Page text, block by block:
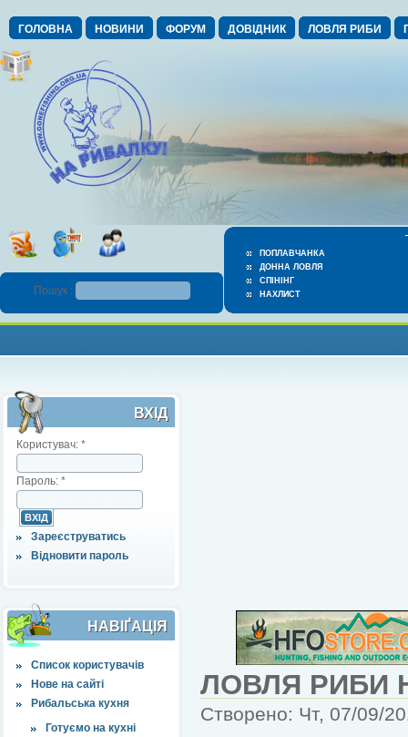
ГОЛОВНА НОВИНИ ФОРУМ ДОВІДНИК ЛОВЛЯ РИБИ
ПОПЛАВЧАНКА
ДОННА ЛОВЛЯ
СПІНІНГ
НАХЛИСТ
Пошук :
ВХІД
Користувач: *
Пароль: *
Зареєструватись
Відновити пароль
НАВІҐАЦІЯ
Список користувачів
Нове на сайті
Рибальська кухня
Готуємо на кухні
ЛОВЛЯ РИБИ
Створено: Чт, 07/09/